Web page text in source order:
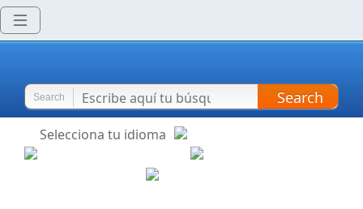
Search Search
Selecciona tu idioma